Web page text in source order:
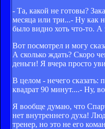
- Та, какой не готовы?
месяца или три...- Ну как
было видно хоть что-то. А
Вот посмотрел и могу
А сколько ждать? Скоро
деньги! Я вчера просто
В целом - нечего
квадрат 90 минут....- Ну,
Я вообще думаю, что
нет внутреннего духа!
тренер, но это не его